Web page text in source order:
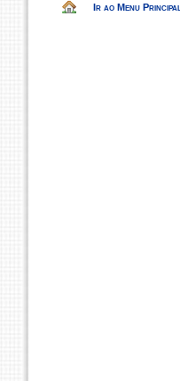
Ir ao Menu Principal